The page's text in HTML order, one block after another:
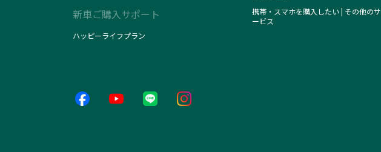
新車ご購入サポート
ハッピーライフプラン
携帯・スマホを購入したい | その他のサ
ービス